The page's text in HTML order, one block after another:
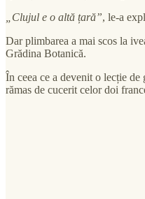
„Clujul e o altă țară”, le-a
Dar plimbarea a mai scos la
Grădina Botanică.
În ceea ce a devenit o lecție
rămas de cucerit celor doi